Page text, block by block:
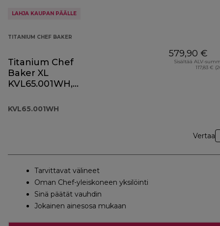
LAHJA KAUPAN PÄÄLLE
TITANIUM CHEF BAKER
Titanium Chef
Baker XL
KVL65.001WH,
KVL65.001WH
579,90 €
Sisältää ALV-
117,83 €
Vertaa
Tarvittavat välineet
Oman Chef-yleiskoneen yksilöinti
Sinä päätät vauhdin
Jokainen ainesosa mukaan